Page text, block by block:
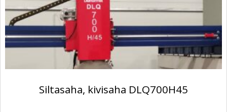
Siltasaha, kivisaha DLQ700H45